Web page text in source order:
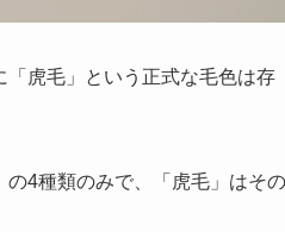
「虎毛」という正式な毛色は存
4種類のみで、「虎毛」はその